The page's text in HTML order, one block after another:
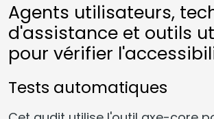
Agents utilisateurs,
d'assistance et outils
pour vérifier
Tests automatiques